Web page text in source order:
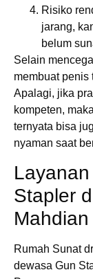
Risiko
jarang,
belum
Selain
membuat penis
Apalagi, jika
kompeten,
ternyata bisa
nyaman saat
Stapler
Mahdian
Rumah Sunat
dewasa Gun